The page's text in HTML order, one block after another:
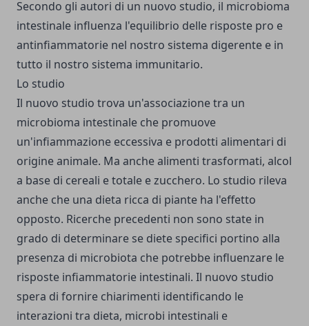
Secondo gli autori di un nuovo studio, il microbioma
intestinale influenza l'equilibrio delle risposte pro e
antinfiammatorie nel nostro sistema digerente e in
tutto il nostro sistema immunitario.
Lo studio
Il nuovo studio trova un'associazione tra un
microbioma intestinale che promuove
un'infiammazione eccessiva e prodotti alimentari di
origine animale. Ma anche alimenti trasformati, alcol
a base di cereali e totale e zucchero. Lo studio rileva
anche che una dieta ricca di piante ha l'effetto
opposto. Ricerche precedenti non sono state in
grado di determinare se diete specifici portino alla
presenza di microbiota che potrebbe influenzare le
risposte infiammatorie intestinali. Il nuovo studio
spera di fornire chiarimenti identificando le
interazioni tra dieta, microbi intestinali e